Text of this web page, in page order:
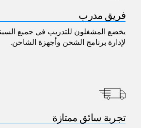
فريق مدرب
يخضع المشغلون للتدريب في جميع
لإدارة برنامج الشحن وأجهزة الشاحن.
تجربة سائق ممتازة